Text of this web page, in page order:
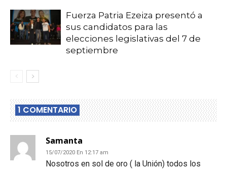
Fuerza Patria Ezeiza presentó a
sus candidatos para las
elecciones legislativas del 7 de
septiembre
1 COMENTARIO
Samanta
15/07/2020 En 12:17 am
Nosotros en sol de oro ( la Unión) todos los